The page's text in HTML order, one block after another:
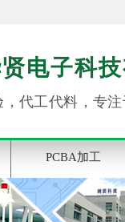
电子科
，代工代料，专
PCBA加工